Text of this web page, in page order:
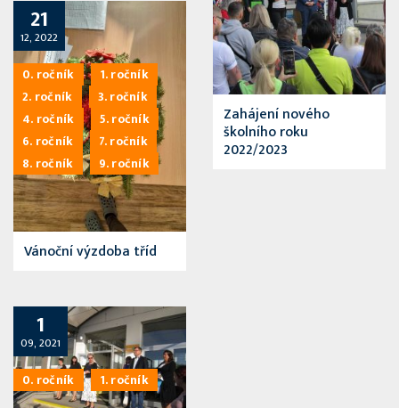
0. ročník
1. ročník
2. ročník
3. ročník
4. ročník
5. ročník
6. ročník
7. ročník
8. ročník
9. ročník
21
12, 2022
Vánoční výzdoba tříd
Zahájení nového
školního roku
2022/2023
0. ročník 1. ročník
1
09, 2021